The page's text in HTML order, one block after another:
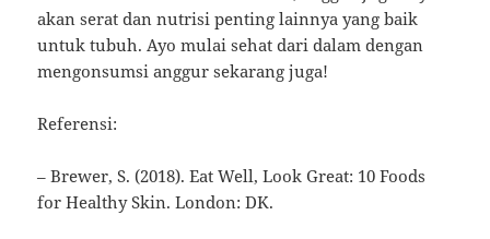
akan serat dan nutrisi penting lainnya yang baik
untuk tubuh. Ayo mulai sehat dari dalam dengan
mengonsumsi anggur sekarang juga!
Referensi:
– Brewer, S. (2018). Eat Well, Look Great: 10 Foods
for Healthy Skin. London: DK.